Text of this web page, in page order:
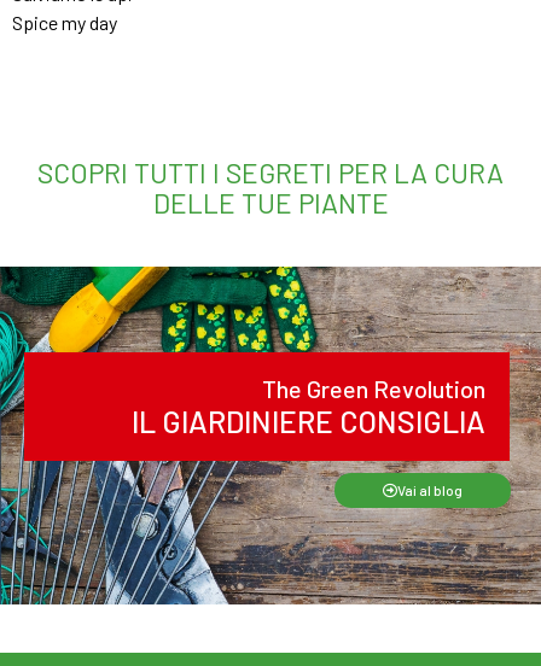
Spice my day
SCOPRI TUTTI I SEGRETI PER LA CURA
DELLE TUE PIANTE
The Green Revolution
IL GIARDINIERE CONSIGLIA
Vai al blog